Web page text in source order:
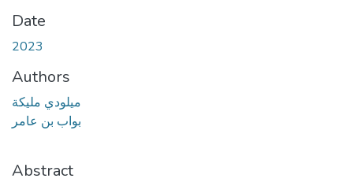
Date
2023
Authors
ميلودي مليكة
بواب بن عامر
Abstract